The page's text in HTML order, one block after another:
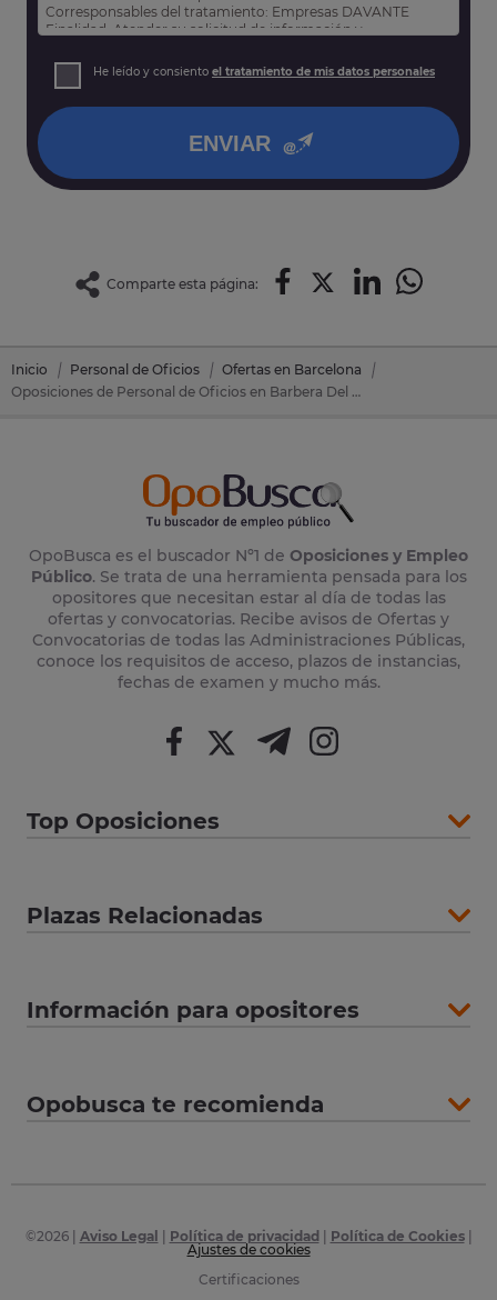
Corresponsables del tratamiento: Empresas DAVANTE
Finalidad: Atender su solicitud de información y
Derechos: Puede acceder, rectificar y suprimir sus datos,
así como otros derechos tal y como se explica en nuestra
He leído y consiento el tratamiento de mis datos personales
ENVIAR
Comparte esta página:
Inicio Personal de Oficios
Ofertas en Barcelona
Oposiciones de Personal de Oficios en Barbera Del Valles (Barcelona)
OpoBusca es el buscador Nº1 de Oposiciones y Empleo
Público. Se trata de una herramienta pensada para los
opositores que necesitan estar al día de todas las
ofertas y convocatorias. Recibe avisos de Ofertas y
Convocatorias de todas las Administraciones Públicas,
conoce los requisitos de acceso, plazos de instancias,
fechas de examen y mucho más.
Top Oposiciones
Plazas Relacionadas
Información para opositores
Opobusca te recomienda
©2026| Aviso Legal Política de privacidad Política de Cookies|
Ajustes de cookies
Certificaciones